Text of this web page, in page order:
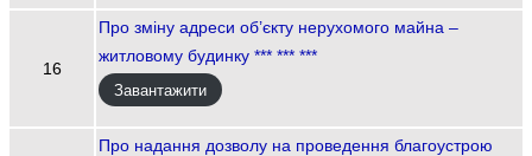
16
Про зміну адреси об’єкту нерухомого майна –
житловому будинку *** *** ***
Завантажити
Про надання дозволу на проведення благоустрою